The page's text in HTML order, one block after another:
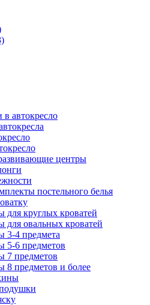
автокресло
центры
постельного белья
для круглых кроватей
для овальных кроватей
3-4 предмета
5-6 предметов
7 предметов
8 предметов и более